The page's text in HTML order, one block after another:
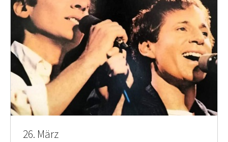
26. März